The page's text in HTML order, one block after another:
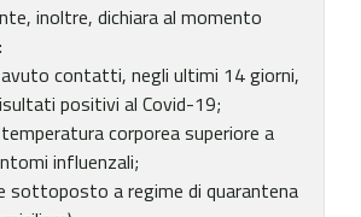
inoltre, dichiara al momento
contatti, negli ultimi 14 giorni,
positivi al Covid-19;
corporea superiore a
influenzali;
sottoposto a regime di quarantena